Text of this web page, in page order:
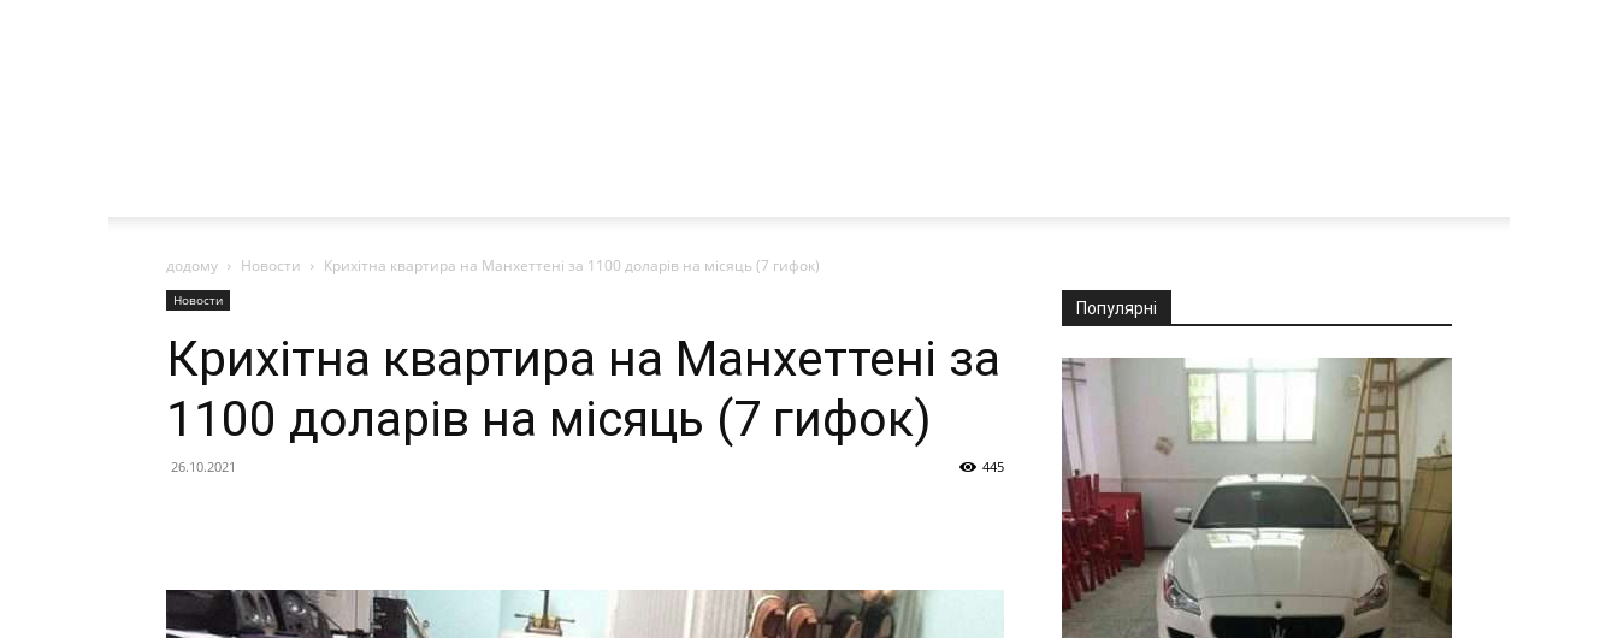
додому Новости Крихітна квартира на Манхеттені за 1100 доларів на місяць (7 гифок)
Новости
Крихітна квартира на Манхеттені за
1100 доларів на місяць (7 гифок)
26.10.2021 445
Популярні